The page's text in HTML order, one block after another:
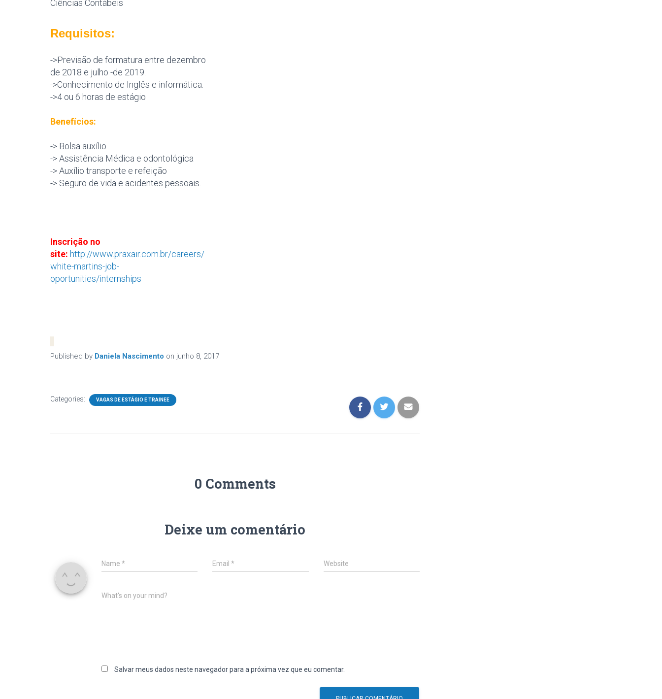
Ciências Contábeis
Requisitos:
->Previsão de formatura entre dezembro
de 2018 e julho -de 2019.
->Conhecimento de Inglês e informática.
->4 ou 6 horas de estágio
Benefícios:
-> Bolsa auxílio
-> Assistência Médica e odontológica
-> Auxílio transporte e refeição
-> Seguro de vida e acidentes pessoais.
Inscrição no
site: http://www.praxair.com.br/careers/
white-martins-job-
oportunities/internships
Published by Daniela Nascimento on junho 8, 2017
Categories: VAGAS DE ESTÁGIO E TRAINEE
0 Comments
Deixe um comentário
Name * Email* Website
What's on your mind?
Salvar meus dados neste navegador para a próxima vez que eu comentar.